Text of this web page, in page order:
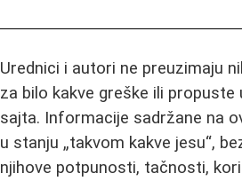
Urednici i autori ne preuzimaju
za bilo kakve greške ili propuste
sajta. Informacije sadržane na
u stanju „takvom kakve jesu“,
njihove potpunosti, tačnosti,